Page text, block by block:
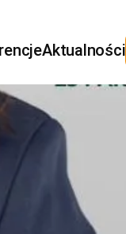
Aktualności